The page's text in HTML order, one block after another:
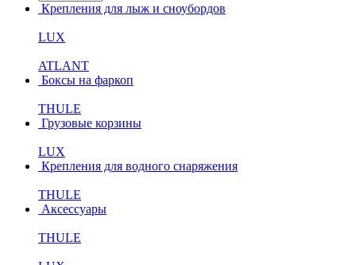
Крепления для лыж и сноубордов
LUX
ATLANT
Боксы на фаркоп
THULE
Грузовые корзины
LUX
Крепления для водного снаряжения
THULE
Аксессуары
THULE